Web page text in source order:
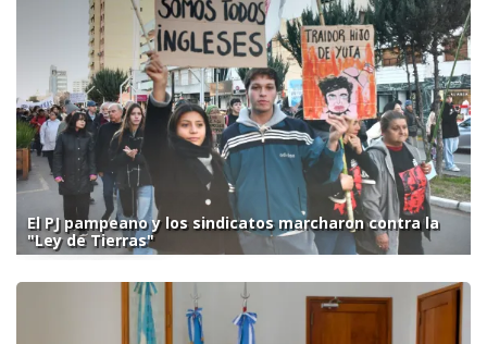
El PJ pampeano y los sindicatos marcharon contra la
"Ley de Tierras"